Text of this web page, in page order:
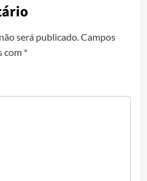
será publicado. Campos
com *